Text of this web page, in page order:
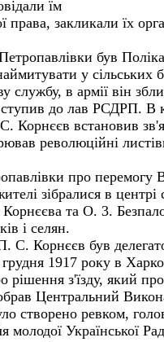
їм
права, закликали їх
був
у сільських
службу, в армії він
до лав РСДРП. В
Корнєєв встановив
революційні
про перемогу
зібралися в
та О. 3.
і селян.
С. Корнєєв був
грудня 1917 року в
рішення з'їзду, який
Центральний
створено ревком,
Української